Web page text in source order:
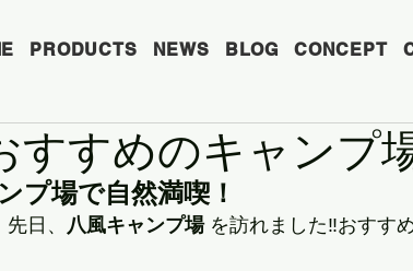
PRODUCTS NEWS BLOG CONCEPT
すすめのキャンプ
プ場で自然満喫！
日、 八風キャンプ場 を訪れました‼おすす